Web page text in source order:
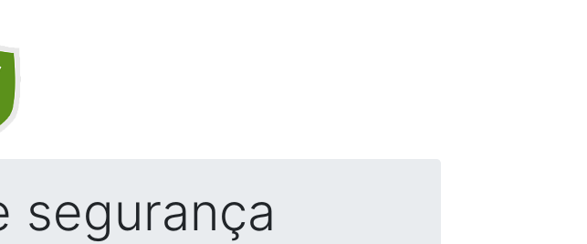
segurança